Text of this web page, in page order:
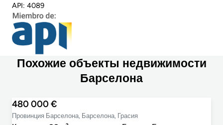
API: 4089
Похожие объекты недвижимости
Барселона
480 000 €
Провинция Барселона, Барселона, Грасия